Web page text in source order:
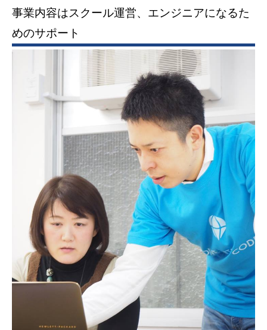
事業内容はスクール運営、エンジニアになるた
めのサポート